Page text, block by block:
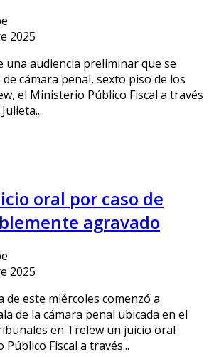
2025
una audiencia preliminar que se
cámara penal, sexto piso de los
el Ministerio Público Fiscal a través
oral por caso de
agravado
2025
de este miércoles comenzó a
de la cámara penal ubicada en el
en Trelew un juicio oral
Fiscal a través...